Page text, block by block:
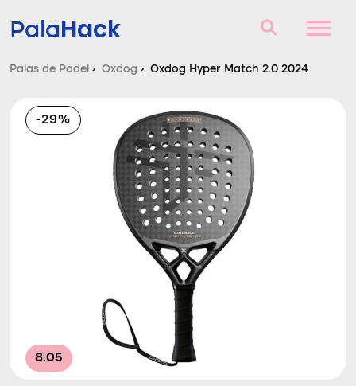
PalaHack
Consultorio
Comparador
Palas de Padel › Oxdog › Oxdog Hyper Match 2.0 2024
-29%
8.05